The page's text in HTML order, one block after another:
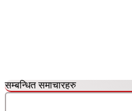
सम्बन्धित समाचारहरु